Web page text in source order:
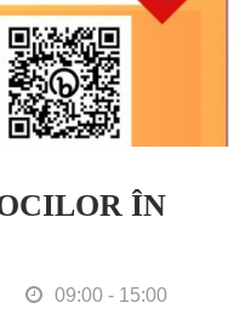
ÎN
09:00 - 15:00